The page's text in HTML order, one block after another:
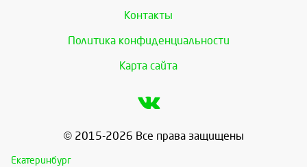
Контакты
Политика конфиденциальности
Карта сайта
© 2015-2026 Все права защищены
Екатеринбург